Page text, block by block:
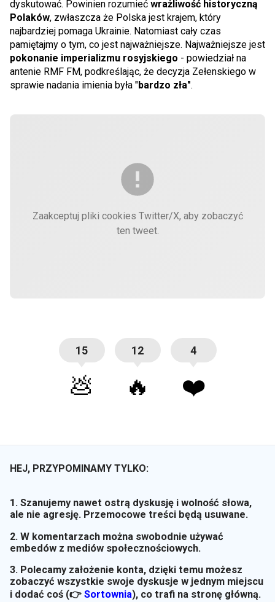
dyskutować. Powinien rozumieć wrażliwość historyczną
Polaków, zwłaszcza że Polska jest krajem, który
najbardziej pomaga Ukrainie. Natomiast cały czas
pamiętajmy o tym, co jest najważniejsze. Najważniejsze jest
pokonanie imperializmu rosyjskiego - powiedział na
antenie RMF FM, podkreślając, że decyzja Zełenskiego w
sprawie nadania imienia była "bardzo zła".
Zaakceptuj pliki cookies Twitter/X, aby zobaczyć
ten tweet.
15
💩
12
🔥
4
❤️
HEJ, PRZYPOMINAMY TYLKO:
1. Szanujemy nawet ostrą dyskusję i wolność słowa,
ale nie agresję. Przemocowe treści będą usuwane.
2. W komentarzach można swobodnie używać
embedów z mediów społecznościowych.
3. Polecamy założenie konta, dzięki temu możesz
zobaczyć wszystkie swoje dyskusje w jednym miejscu
i dodać coś (👉 Sortownia), co trafi na stronę główną.